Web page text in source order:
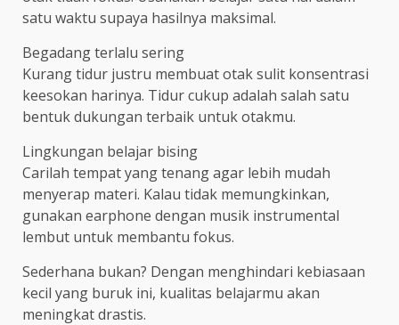
satu waktu supaya hasilnya maksimal.
Begadang terlalu sering
Kurang tidur justru membuat otak sulit konsentrasi
keesokan harinya. Tidur cukup adalah salah satu
bentuk dukungan terbaik untuk otakmu.
Lingkungan belajar bising
Carilah tempat yang tenang agar lebih mudah
menyerap materi. Kalau tidak memungkinkan,
gunakan earphone dengan musik instrumental
lembut untuk membantu fokus.
Sederhana bukan? Dengan menghindari kebiasaan
kecil yang buruk ini, kualitas belajarmu akan
meningkat drastis.